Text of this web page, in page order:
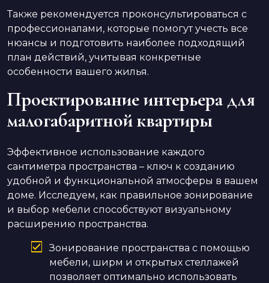
Также рекомендуется проконсультироваться с
профессионалами, которые помогут учесть все
нюансы и подготовить наиболее подходящий
план действий, учитывая конкретные
особенности вашего жилья.
Проектирование интерьера для
малогабаритной квартиры
Эффективное использование каждого
сантиметра пространства – ключ к созданию
удобной и функциональной атмосферы в вашем
доме. Исследуем, как правильное зонирование
и выбор мебели способствуют визуальному
расширению пространства.
Зонирование пространства с помощью
мебели, ширм и открытых стеллажей
позволяет оптимально использовать